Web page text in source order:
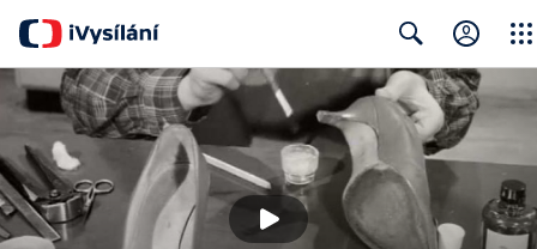
Search